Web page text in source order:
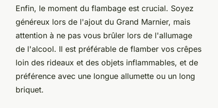
Enfin, le moment du flambage est crucial. Soyez
généreux lors de l'ajout du Grand Marnier, mais
attention à ne pas vous brûler lors de l'allumage
de l'alcool. Il est préférable de flamber vos crêpes
loin des rideaux et des objets inflammables, et de
préférence avec une longue allumette ou un long
briquet.